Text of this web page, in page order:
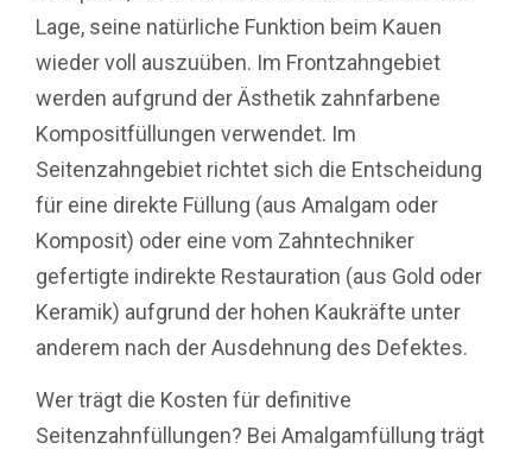
Lage, seine natürliche Funktion beim Kauen
wieder voll auszuüben. Im Frontzahngebiet
werden aufgrund der Ästhetik zahnfarbene
Kompositfüllungen verwendet. Im
Seitenzahngebiet richtet sich die Entscheidung
für eine direkte Füllung (aus Amalgam oder
Komposit) oder eine vom Zahntechniker
gefertigte indirekte Restauration (aus Gold oder
Keramik) aufgrund der hohen Kaukräfte unter
anderem nach der Ausdehnung des Defektes.
Wer trägt die Kosten für definitive
Seitenzahnfüllungen? Bei Amalgamfüllung trägt